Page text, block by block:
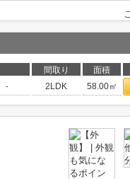
間取り 面積
- 2LDK 58.00㎡